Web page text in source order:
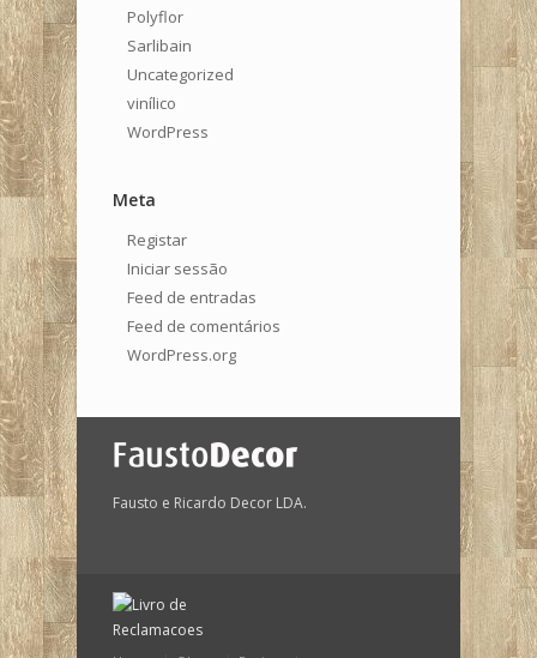
Polyflor
Sarlibain
Uncategorized
vinílico
WordPress
Meta
Registar
Iniciar sessão
Feed de entradas
Feed de comentários
WordPress.org
Fausto e Ricardo Decor LDA.